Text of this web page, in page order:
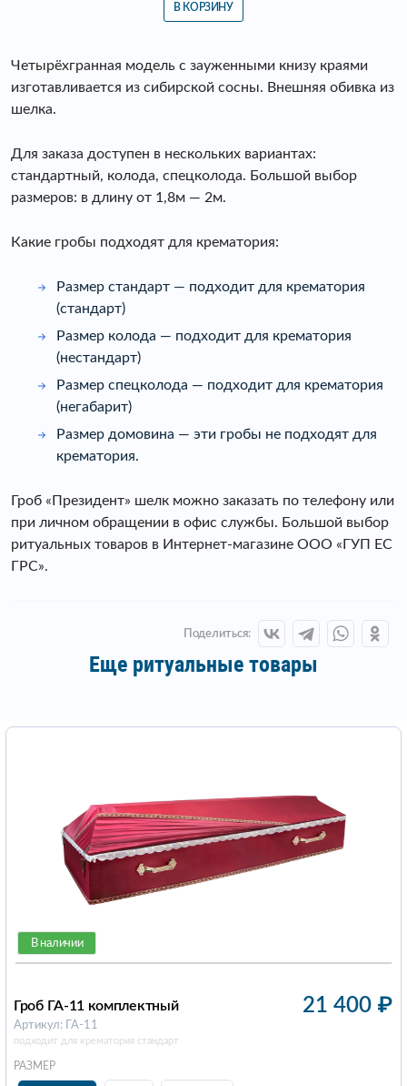
В КОРЗИНУ
Четырёхгранная модель с зауженными книзу краями
изготавливается из сибирской сосны. Внешняя обивка из
шелка.
Для заказа доступен в нескольких вариантах:
стандартный, колода, спецколода. Большой выбор
размеров: в длину от 1,8м — 2м.
Какие гробы подходят для крематория:
Размер стандарт — подходит для крематория
(стандарт)
Размер колода — подходит для крематория
(нестандарт)
Размер спецколода — подходит для крематория
(негабарит)
Размер домовина — эти гробы не подходят для
крематория.
Гроб «Президент» шелк можно заказать по телефону или
при личном обращении в офис службы. Большой выбор
ритуальных товаров в Интернет-магазине ООО «ГУП ЕС
ГРС».
Поделиться:
Еще ритуальные товары
В наличии
Гроб ГА-11 комплектный
Артикул: ГА-11
подходит для крематория стандарт
21 400 ₽
РАЗМЕР